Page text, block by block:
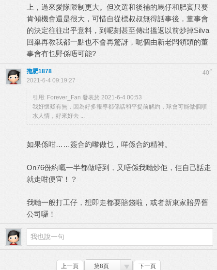
上，過來愛隊限制更大。但次選和後補的馬仔和肥賓只要
肯傾機會還是很大，可惜自從標叔叔無得話事後，董事會
的決定往往出乎意料，到呢刻甚至傳出搵返以前炒掉Silva
回巢再教我都一點也不會再驚訝，呢個由新老闆領頭的董
事會有乜野係唔可能?
40#
拖肥1878
2021-6-4 09:19:27
引用: Forever_Fan 發表於 2021-6-4 00:53
我好懷疑有無，因為好多報導都係話和平提前解約，球會可能做個順
水人情，好來好去 ...
如果係咁……簽合約嚟做乜，咩係合約精神。
On76份約嘅一半都做唔到，又唔係我哋炒佢，佢自己話走
就走咁便宜！？
我哋一般打工仔，想即走都要賠錢啦，或者新東家賠畀舊
公司囉！
上一頁 第8頁 下一頁